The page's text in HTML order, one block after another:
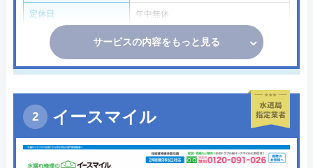
定休日 年中無休
サービスの内容をもっと見る
イースマイル